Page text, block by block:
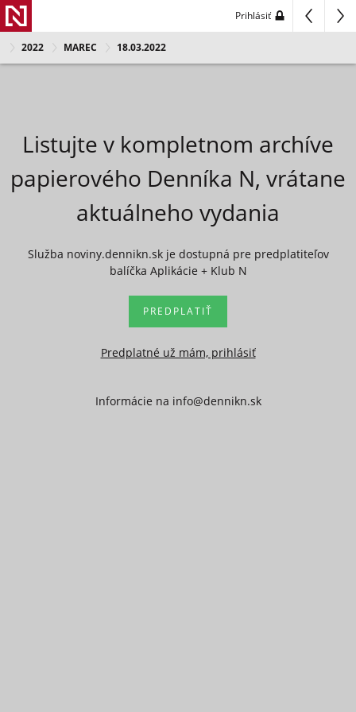
Prihlásiť
2022 MAREC 18.03.2022
Listujte v kompletnom archíve
papierového Denníka N, vrátane
aktuálneho vydania
Služba noviny.dennikn.sk je dostupná pre predplatiteľov
balíčka Aplikácie + Klub N
PREDPLATIŤ
Predplatné už mám, prihlásiť
Informácie na info@dennikn.sk